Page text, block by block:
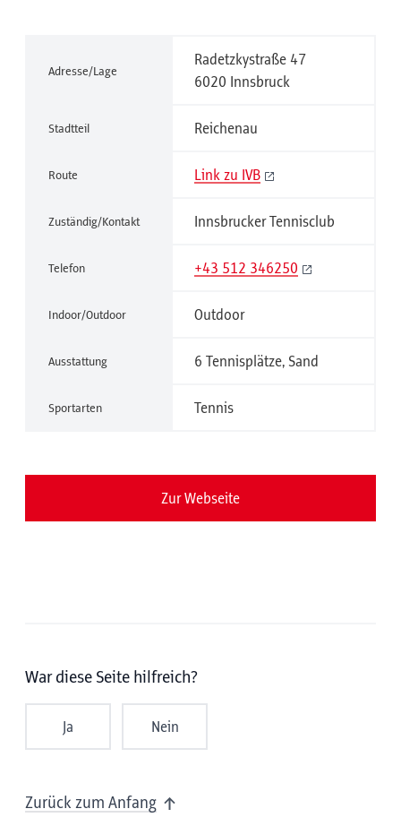
Adresse/Lage
Radetzkystraße 47
6020 Innsbruck
Stadtteil Reichenau
Route Link zu IVB
Zuständig/Kontakt Innsbrucker Tennisclub
Telefon +43 512 346250
Indoor/Outdoor Outdoor
Ausstattung 6 Tennisplätze, Sand
Sportarten Tennis
Zur Webseite
War diese Seite hilfreich?
Ja Nein
Zurück zum Anfang